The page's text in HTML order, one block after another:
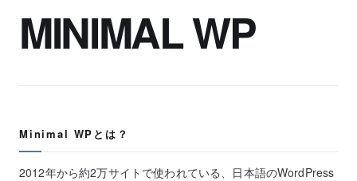
MINIMAL WP
Minimal WPとは？
2012年から約2万サイトで使われている、日本語のWordPress